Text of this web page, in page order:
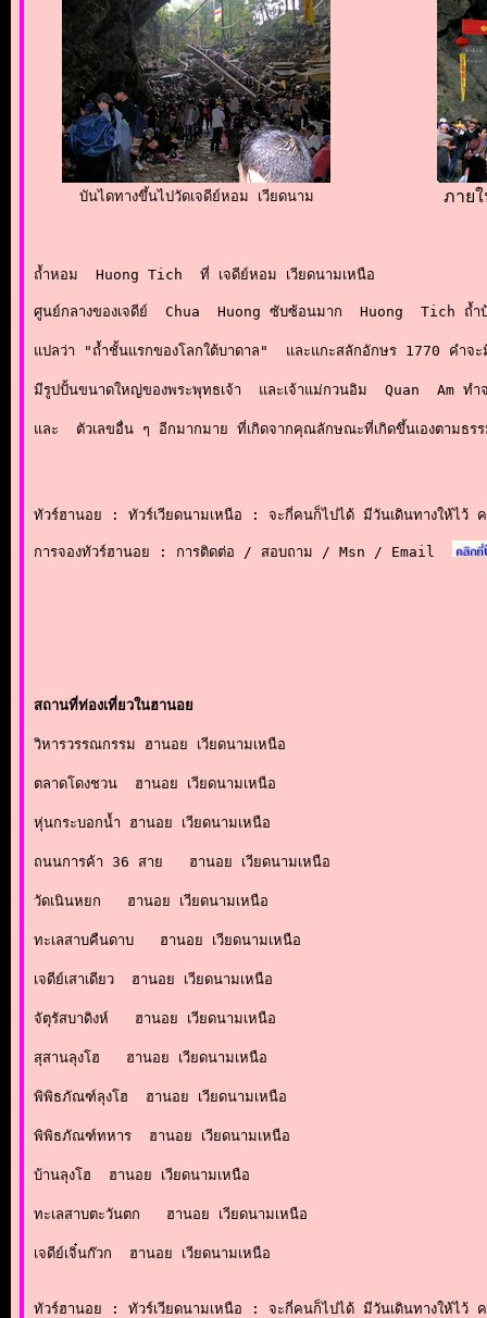
บันไดทางขึ้นไปวัดเจดีย์หอม เวียดนาม ภาย
ถ้ำหอม  Huong Tich  ที่ เจดีย์หอม เวียดนามเหนือ
ศูนย์กลางของเจดีย์  Chua  Huong ซับซ้อนมาก  Huong  Tich ถ้
แปลว่า "ถ้ำชั้นแรกของโลกใต้บาดาล"  และแกะสลักอักษร 1770 คำจะ
มีรูปปั้นขนาดใหญ่ของพระพุทธเจ้า  และเจ้าแม่กวนอิม  Quan  Am ทำ
และ  ตัวเลขอื่น ๆ อีกมากมาย ที่เกิดจากคุณลักษณะที่เกิดขึ้นเองตามธร
ทัวร์ฮานอย : ทัวร์เวียดนามเหนือ : จะกี่คนก็ไปได้ มีวันเดินทางให้ไว้
การจองทัวร์ฮานอย : การติดต่อ / สอบถาม / Msn / Email
สถานที่ท่องเที่ยวในฮานอย
วิหารวรรณกรรม ฮานอย เวียดนามเหนือ
ตลาดโดงชวน  ฮานอย เวียดนามเหนือ
หุ่นกระบอกน้ำ ฮานอย เวียดนามเหนือ
ถนนการค้า 36 สาย   ฮานอย เวียดนามเหนือ
วัดเนินหยก   ฮานอย เวียดนามเหนือ
ทะเลสาบคืนดาบ   ฮานอย เวียดนามเหนือ
เจดีย์เสาเดียว  ฮานอย เวียดนามเหนือ
จัตุรัสบาดิงห์   ฮานอย เวียดนามเหนือ
สุสานลุงโฮ   ฮานอย เวียดนามเหนือ
พิพิธภัณฑ์ลุงโฮ  ฮานอย เวียดนามเหนือ
พิพิธภัณฑ์ทหาร  ฮานอย เวียดนามเหนือ
บ้านลุงโฮ  ฮานอย เวียดนามเหนือ
ทะเลสาบตะวันตก   ฮานอย เวียดนามเหนือ
เจดีย์เจิ๋นก๊วก  ฮานอย เวียดนามเหนือ
ทัวร์ฮานอย : ทัวร์เวียดนามเหนือ : จะกี่คนก็ไปได้ มีวันเดินทางให้ไว้